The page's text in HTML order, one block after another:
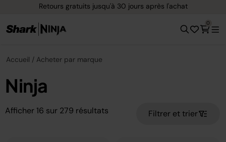
Retours gratuits jusqu'à 30 jours après l'achat
0
Accueil Acheter par marque
Ninja
Afficher 16 sur 279 résultats Filtrer et trier